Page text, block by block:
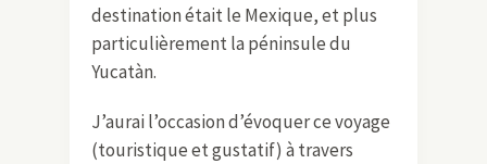
destination était le Mexique, et plus
particulièrement la péninsule du
Yucatàn.
J’aurai l’occasion d’évoquer ce voyage
(touristique et gustatif) à travers